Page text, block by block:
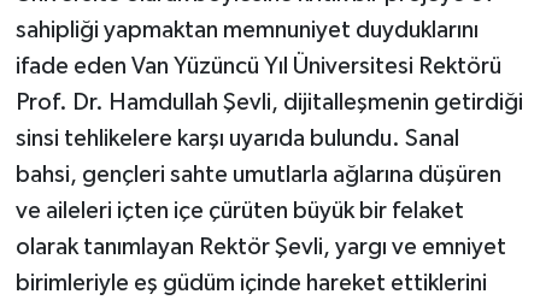
sahipliği yapmaktan memnuniyet duyduklarını
ifade eden Van Yüzüncü Yıl Üniversitesi Rektörü
Prof. Dr. Hamdullah Şevli, dijitalleşmenin getirdiği
sinsi tehlikelere karşı uyarıda bulundu. Sanal
bahsi, gençleri sahte umutlarla ağlarına düşüren
ve aileleri içten içe çürüten büyük bir felaket
olarak tanımlayan Rektör Şevli, yargı ve emniyet
birimleriyle eş güdüm içinde hareket ettiklerini